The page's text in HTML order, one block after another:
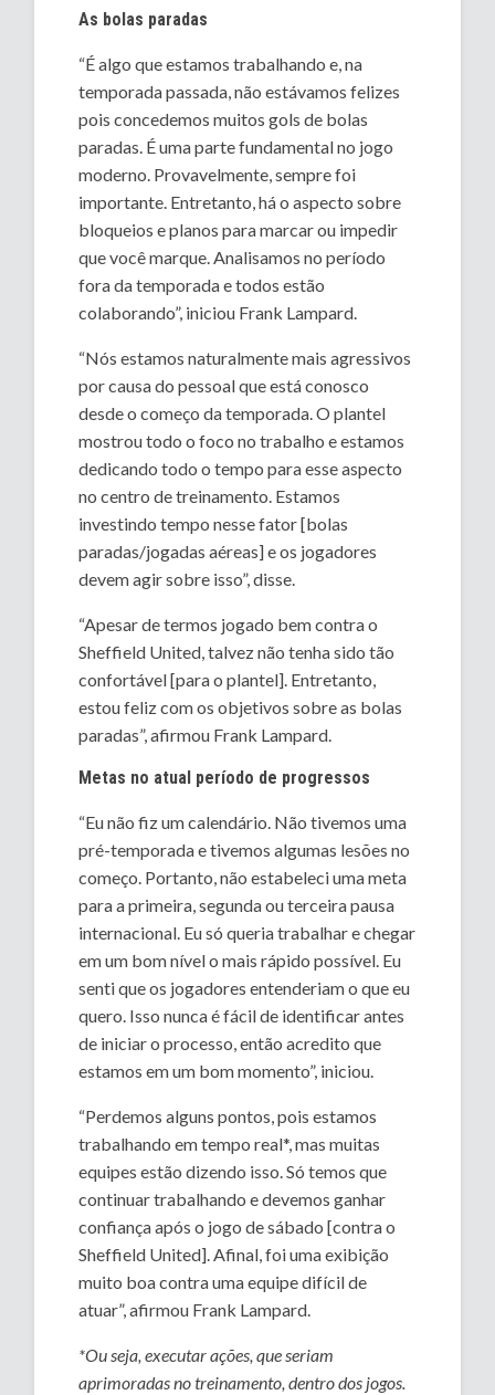
As bolas paradas
“É algo que estamos trabalhando e, na
temporada passada, não estávamos felizes
pois concedemos muitos gols de bolas
paradas. É uma parte fundamental no jogo
moderno. Provavelmente, sempre foi
importante. Entretanto, há o aspecto sobre
bloqueios e planos para marcar ou impedir
que você marque. Analisamos no período
fora da temporada e todos estão
colaborando”, iniciou Frank Lampard.
“Nós estamos naturalmente mais agressivos
por causa do pessoal que está conosco
desde o começo da temporada. O plantel
mostrou todo o foco no trabalho e estamos
dedicando todo o tempo para esse aspecto
no centro de treinamento. Estamos
investindo tempo nesse fator [bolas
paradas/jogadas aéreas] e os jogadores
devem agir sobre isso”, disse.
“Apesar de termos jogado bem contra o
Sheffield United, talvez não tenha sido tão
confortável [para o plantel]. Entretanto,
estou feliz com os objetivos sobre as bolas
paradas”, afirmou Frank Lampard.
Metas no atual período de progressos
“Eu não fiz um calendário. Não tivemos uma
pré-temporada e tivemos algumas lesões no
começo. Portanto, não estabeleci uma meta
para a primeira, segunda ou terceira pausa
internacional. Eu só queria trabalhar e chegar
em um bom nível o mais rápido possível. Eu
senti que os jogadores entenderiam o que eu
quero. Isso nunca é fácil de identificar antes
de iniciar o processo, então acredito que
estamos em um bom momento”, iniciou.
“Perdemos alguns pontos, pois estamos
trabalhando em tempo real*, mas muitas
equipes estão dizendo isso. Só temos que
continuar trabalhando e devemos ganhar
confiança após o jogo de sábado [contra o
Sheffield United]. Afinal, foi uma exibição
muito boa contra uma equipe difícil de
atuar”, afirmou Frank Lampard.
*Ou seja, executar ações, que seriam
aprimoradas no treinamento, dentro dos jogos.